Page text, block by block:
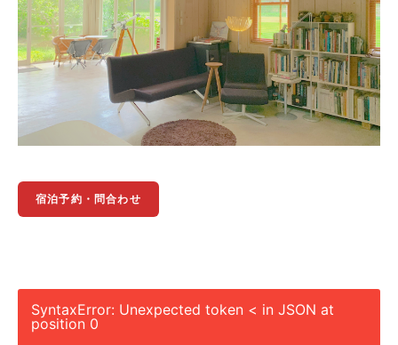
宿泊予約・問合わせ
SyntaxError: Unexpected token < in JSON at
position 0